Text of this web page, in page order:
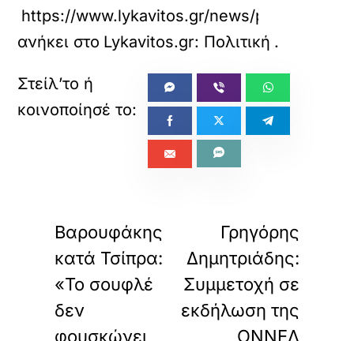
https://www.lykavitos.gr/news/politics/
ανήκει στο Lykavitos.gr: Πολιτική .
Βαρουφάκης
κατά Τσίπρα:
«Το σουφλέ
δεν
φουσκώνει
Γρηγόρης
Δημητριάδης:
Συμμετοχή σε
εκδήλωση της
ΟΝΝΕΔ